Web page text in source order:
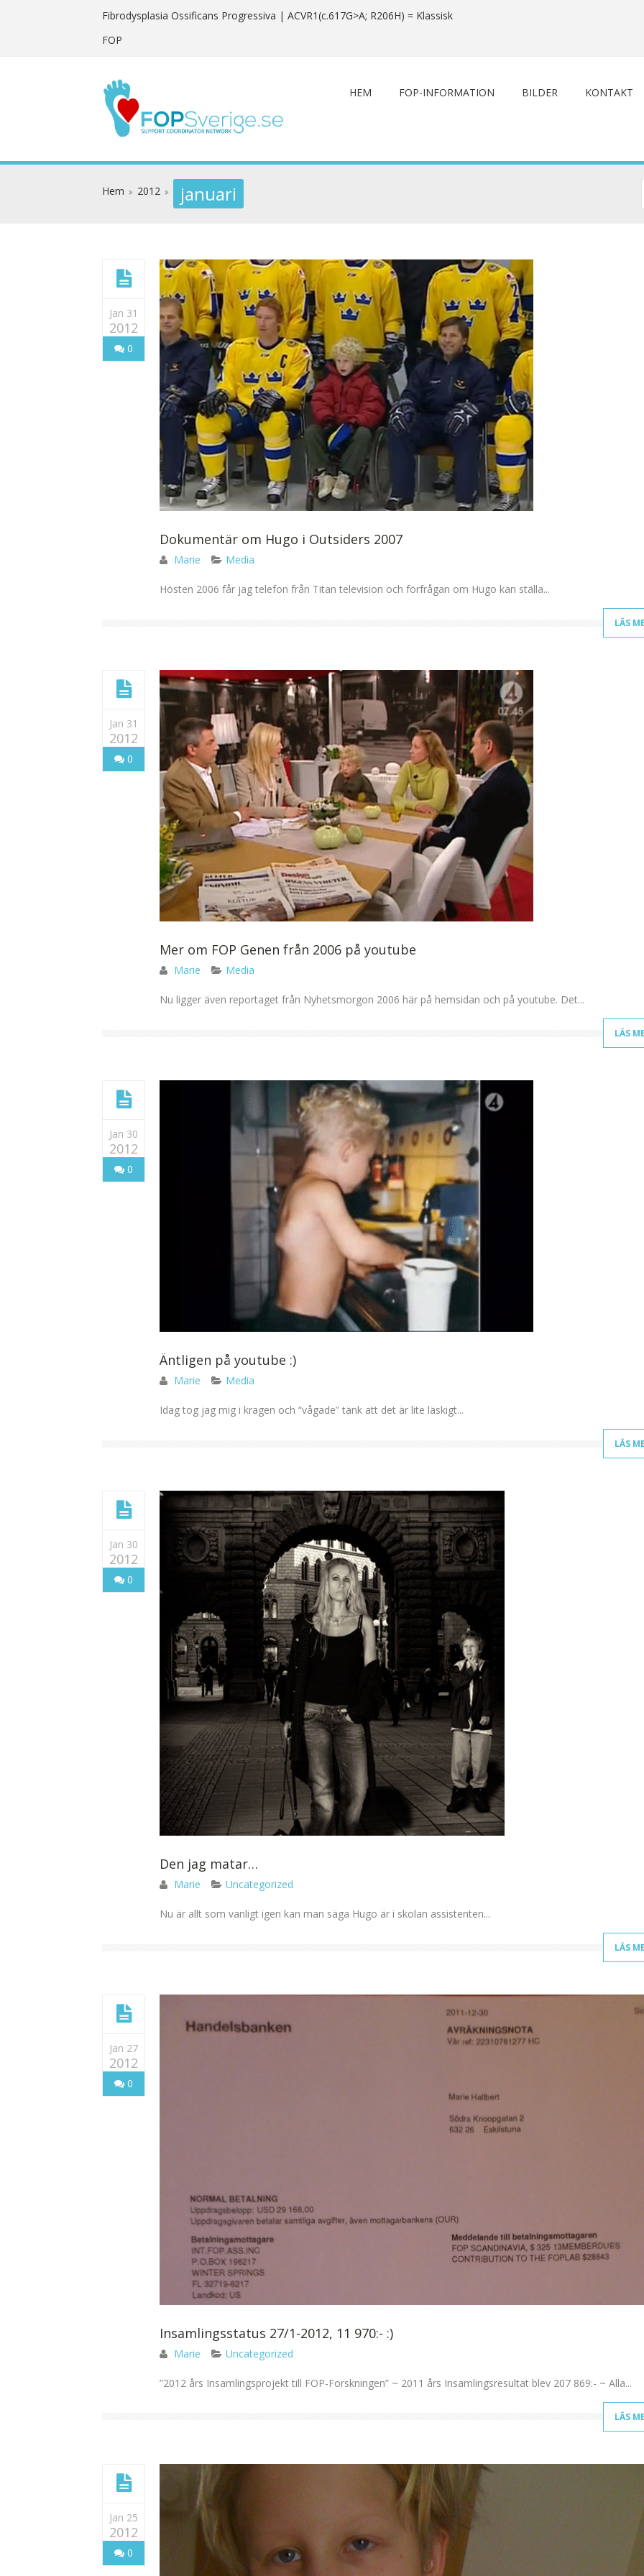
Fibrodysplasia Ossificans Progressiva | ACVR1(c.617G>A; R206H) = Klassisk
FOP
HEM FOP-INFORMATION BILDER KONTAKT
Hem 2012 januari
Jan 31
2012
0
Dokumentär om Hugo i Outsiders 2007
Marie Media
Hösten 2006 får jag telefon från Titan television och förfrågan om Hugo kan ställa...
LÄS
Jan 31
2012
0
Mer om FOP Genen från 2006 på youtube
Marie Media
Nu ligger även reportaget från Nyhetsmorgon 2006 här på hemsidan och på youtube. Det...
LÄS
Jan 30
2012
0
Äntligen på youtube :)
Marie Media
Idag tog jag mig i kragen och “vågade” tänk att det är lite läskigt...
LÄS
Jan 30
2012
0
Den jag matar…
Marie Uncategorized
Nu är allt som vanligt igen kan man säga Hugo är i skolan assistenten...
LÄS
Jan 27
2012
0
Insamlingsstatus 27/1-2012, 11 970:- :)
Marie Uncategorized
”2012 års Insamlingsprojekt till FOP-Forskningen” ~ 2011 års Insamlingsresultat blev 207 869:- ~ Alla...
LÄS
Jan 25
2012
0